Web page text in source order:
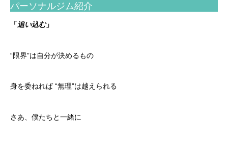
パーソナルジム紹介
「追い込む」
“限界”は自分が決めるもの
身を委ねれば “無理”は越えられる
さあ、僕たちと一緒に